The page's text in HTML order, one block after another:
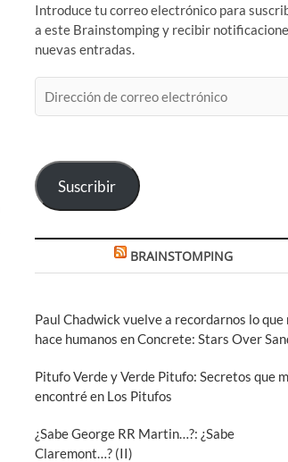
Introduce tu correo electrónico para
a este Brainstomping y recibir
nuevas entradas.
de
Suscribir
BRAINSTOMPING
Paul Chadwick vuelve a recordarnos lo que
hace humanos en Concrete: Stars Over
Pitufo Verde y Verde Pitufo: Secretos que
encontré en Los Pitufos
¿Sabe George RR Martin…?: ¿Sabe
Claremont…? (II)